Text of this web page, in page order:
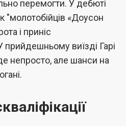
перемогти. У дебюті
"молотобійців «Доусон
і приніс
виїзді Гарі
непросто, але шанси на